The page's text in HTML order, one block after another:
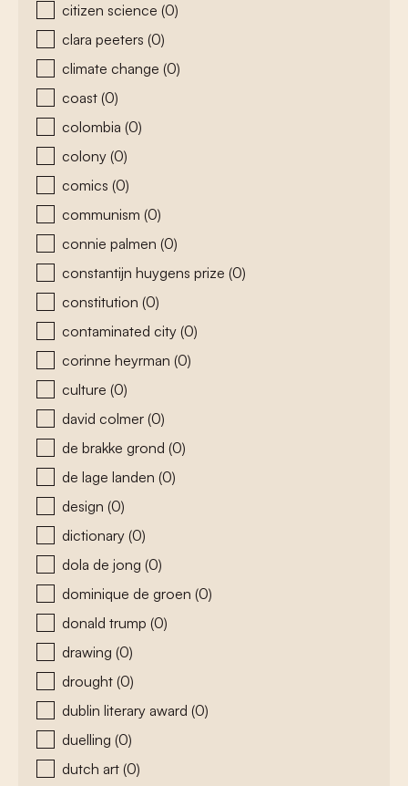
citizen science (0)
clara peeters (0)
climate change (0)
coast (0)
colombia (0)
colony (0)
comics (0)
communism (0)
connie palmen (0)
constantijn huygens prize (0)
constitution (0)
contaminated city (0)
corinne heyrman (0)
culture (0)
david colmer (0)
de brakke grond (0)
de lage landen (0)
design (0)
dictionary (0)
dola de jong (0)
dominique de groen (0)
donald trump (0)
drawing (0)
drought (0)
dublin literary award (0)
duelling (0)
dutch art (0)